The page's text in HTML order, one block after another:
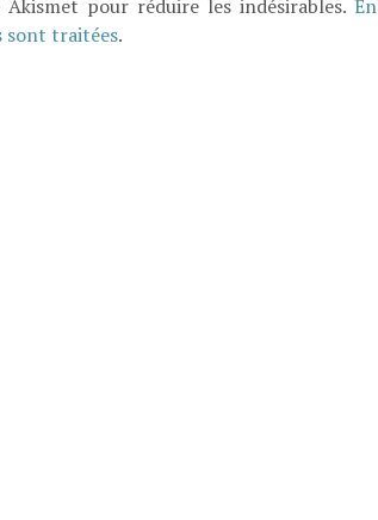
Akismet pour réduire les indésirables.
sont traitées.